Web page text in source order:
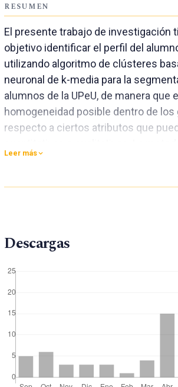
RESUMEN
El presente trabajo de investigación
objetivo identificar el perfil del
utilizando algoritmo de clústeres
neuronal de k-media para la
alumnos de la UPeU, de manera que
homogeneidad posible dentro de los
respecto a ciertos atributos que
fue CRISP-DM, que es un estándar
comprensión del negoción, la
algoritmo de inteligencia artificial se
que el perfil de un alumno moroso
características, el alumno que no
bruto del apoderado varía entre S/
tiene hermanos estudiando en la
está cursando el tercer año de su
Leer más
Descargas